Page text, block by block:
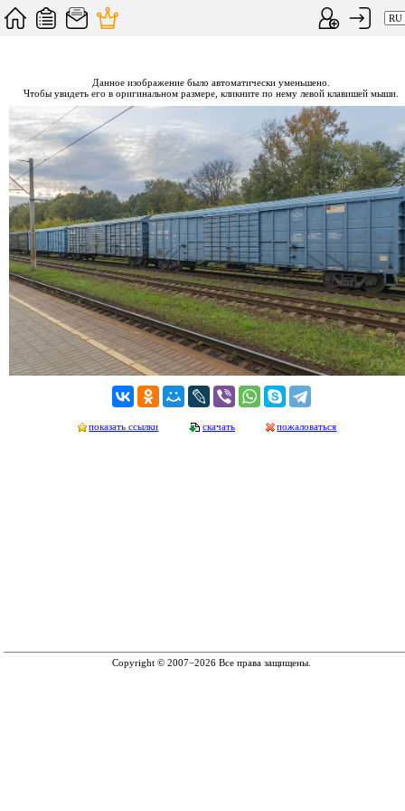
Данное изображение было автоматически уменьшено.
Чтобы увидеть его в оригинальном размере, кликните по нему левой клавишей мыши.
показать ссылки скачать пожаловаться
Copyright © 2007−2026 Все права защищены.